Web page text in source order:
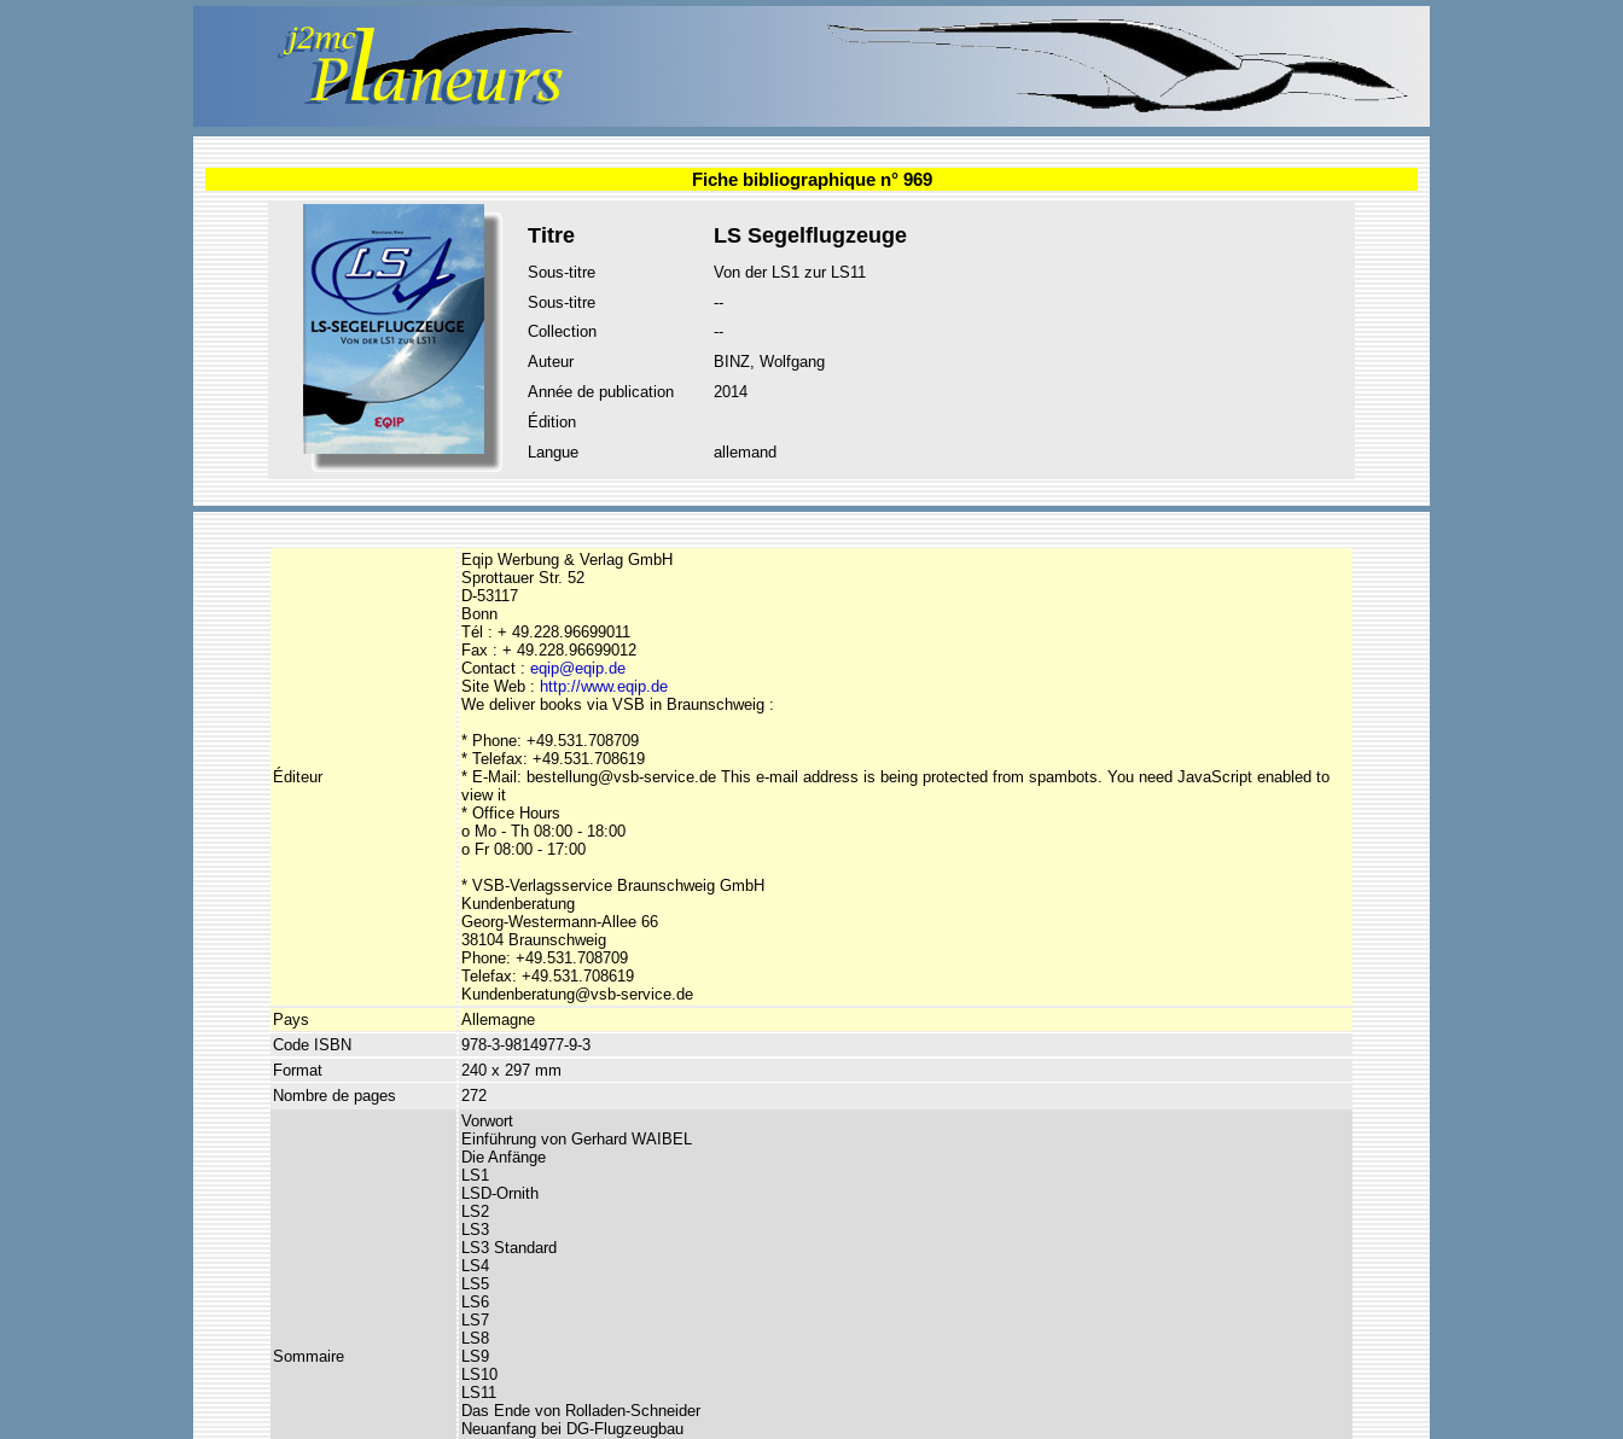
Fiche bibliographique n° 969
Titre LS Segelflugzeuge
Sous-titre
Von der LS1 zur LS11
Sous-titre
--
Collection
--
Auteur
BINZ, Wolfgang
Année de publication
2014
Édition
Langue
allemand
Éditeur
Eqip Werbung & Verlag GmbH
Sprottauer Str. 52
D-53117
Bonn
Tél : + 49.228.96699011
Fax : + 49.228.96699012
Contact : eqip@eqip.de
Site Web : http://www.eqip.de
We deliver books via VSB in Braunschweig :
* Phone: +49.531.708709
* Telefax: +49.531.708619
* E-Mail: bestellung@vsb-service.de This e-mail address is being protected from spambots. You need JavaScript enabled to
view it
* Office Hours
o Mo - Th 08:00 - 18:00
o Fr 08:00 - 17:00
* VSB-Verlagsservice Braunschweig GmbH
Kundenberatung
Georg-Westermann-Allee 66
38104 Braunschweig
Phone: +49.531.708709
Telefax: +49.531.708619
Kundenberatung@vsb-service.de
Pays
Allemagne
Code ISBN
978-3-9814977-9-3
Format
240 x 297 mm
Nombre de pages
272
Sommaire
Vorwort
Einführung von Gerhard WAIBEL
Die Anfänge
LS1
LSD-Ornith
LS2
LS3
LS3 Standard
LS4
LS5
LS6
LS7
LS8
LS9
LS10
LS11
Das Ende von Rolladen-Schneider
Neuanfang bei DG-Flugzeugbau